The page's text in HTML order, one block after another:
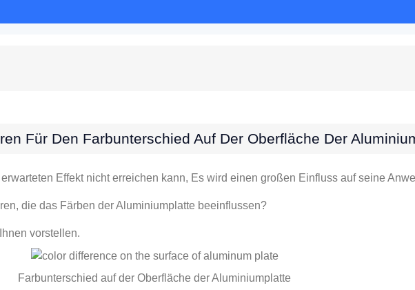
Für Den Farbunterschied Auf Der Oberfläche Der
Effekt nicht erreichen kann, Es wird einen großen Einfluss auf seine
die das Färben der Aluminiumplatte beeinflussen?
vorstellen.
Farbunterschied auf der Oberfläche der Aluminiumplatte